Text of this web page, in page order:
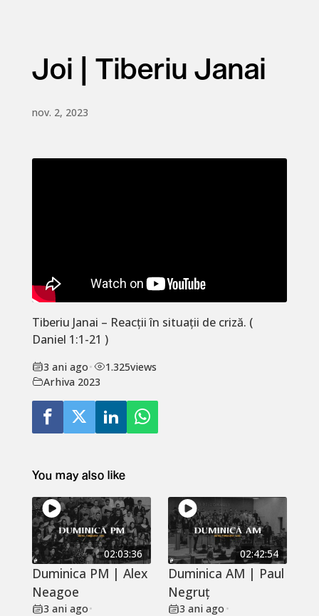
Joi | Tiberiu Janai
nov. 2, 2023
Tiberiu Janai – Reacții în situații de criză. (
Daniel 1:1-21 )
3 ani ago• 1.325views
Arhiva 2023
You may also like
02:03:36
Duminica PM | Alex
Neagoe
3 ani ago•
02:42:54
Duminica AM | Paul
Negruț
3 ani ago •